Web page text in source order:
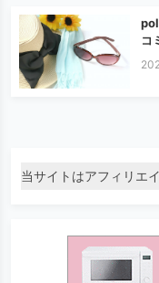
コ
当サイトはアフィリエ